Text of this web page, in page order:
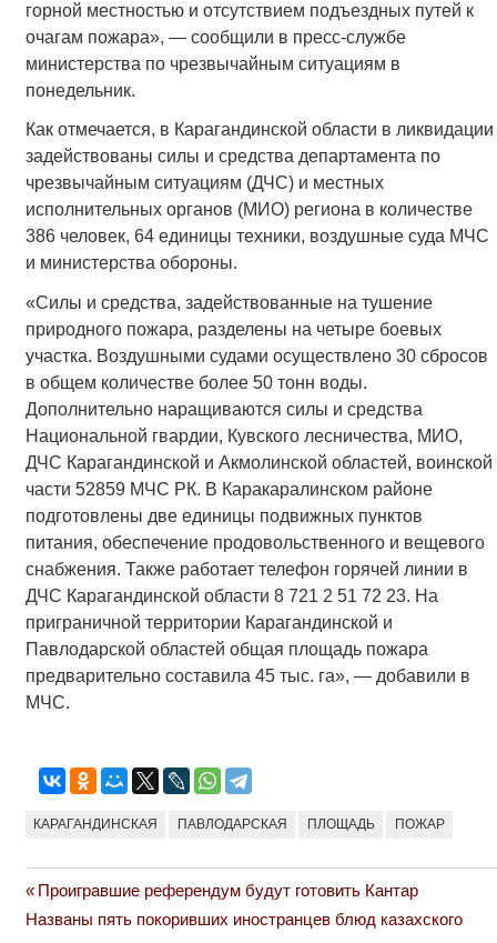
горной местностью и отсутствием подъездных путей к
очагам пожара», — сообщили в пресс-службе
министерства по чрезвычайным ситуациям в
понедельник.
Как отмечается, в Карагандинской области в ликвидации
задействованы силы и средства департамента по
чрезвычайным ситуациям (ДЧС) и местных
исполнительных органов (МИО) региона в количестве
386 человек, 64 единицы техники, воздушные суда МЧС
и министерства обороны.
«Силы и средства, задействованные на тушение
природного пожара, разделены на четыре боевых
участка. Воздушными судами осуществлено 30 сбросов
в общем количестве более 50 тонн воды.
Дополнительно наращиваются силы и средства
Национальной гвардии, Кувского лесничества, МИО,
ДЧС Карагандинской и Акмолинской областей, воинской
части 52859 МЧС РК. В Каракаралинском районе
подготовлены две единицы подвижных пунктов
питания, обеспечение продовольственного и вещевого
снабжения. Также работает телефон горячей линии в
ДЧС Карагандинской области 8 721 2 51 72 23. На
приграничной территории Карагандинской и
Павлодарской областей общая площадь пожара
предварительно составила 45 тыс. га», — добавили в
МЧС.
КАРАГАНДИНСКАЯ ПАВЛОДАРСКАЯ ПЛОЩАДЬ ПОЖАР
Навигация
Previous
Post:
Проигравшие референдум будут готовить Кантар
Next
Названы пять покоривших иностранцев блюд казахского